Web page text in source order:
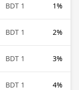
1%
1 BDT
2%
1 BDT
3%
1 BDT
4%
1 BDT